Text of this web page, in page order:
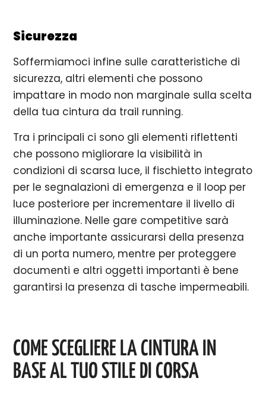
Sicurezza
Soffermiamoci infine sulle caratteristiche di
sicurezza, altri elementi che possono
impattare in modo non marginale sulla scelta
della tua cintura da trail running.
Tra i principali ci sono gli elementi riflettenti
che possono migliorare la visibilità in
condizioni di scarsa luce, il fischietto integrato
per le segnalazioni di emergenza e il loop per
luce posteriore per incrementare il livello di
illuminazione. Nelle gare competitive sarà
anche importante assicurarsi della presenza
di un porta numero, mentre per proteggere
documenti e altri oggetti importanti è bene
garantirsi la presenza di tasche impermeabili.
COME SCEGLIERE LA CINTURA IN
BASE AL TUO STILE DI CORSA